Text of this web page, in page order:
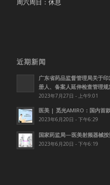
近期新闻
广东省药品监督管理局关于
册人、备案人延伸检查管理
2023年7月27日 - 上午9:01
医美 | 觅光AMIRO：国内首
2023年6月20日 - 下午6:29
国家药监局—医美射频器械按
2023年6月20日 - 下午6:19